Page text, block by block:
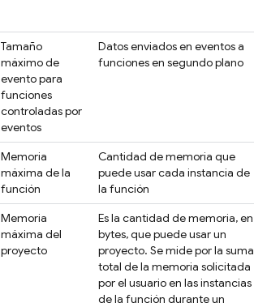
Tamaño
máximo de
evento para
funciones
controladas por
eventos
Datos enviados en eventos a
funciones en segundo plano
Memoria
máxima de la
función
Cantidad de memoria que
puede usar cada instancia de
la función
Memoria
máxima del
proyecto
Es la cantidad de memoria, en
bytes, que puede usar un
proyecto. Se mide por la suma
total de la memoria solicitada
por el usuario en las instancias
de la función durante un